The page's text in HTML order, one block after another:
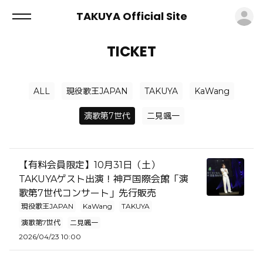
TAKUYA Official Site
TICKET
ALL 現役歌王JAPAN TAKUYA KaWang
演歌第7世代 二見颯一
【有料会員限定】10月31日（土）
TAKUYAゲスト出演！神戸国際会館「演
歌第7世代コンサート」先行販売
現役歌王JAPAN KaWang
TAKUYA
演歌第7世代
二見颯一
2026/04/23 10:00